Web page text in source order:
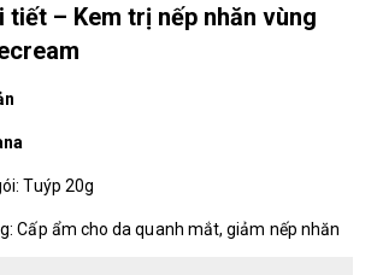
tiết – Kem trị nếp nhăn vùng
Tuýp 20g
Cấp ẩm cho da quanh mắt, giảm nếp nhăn